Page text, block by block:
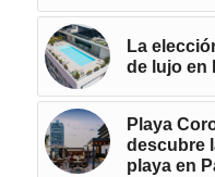
La
de lujo en
Playa
descubre
playa en